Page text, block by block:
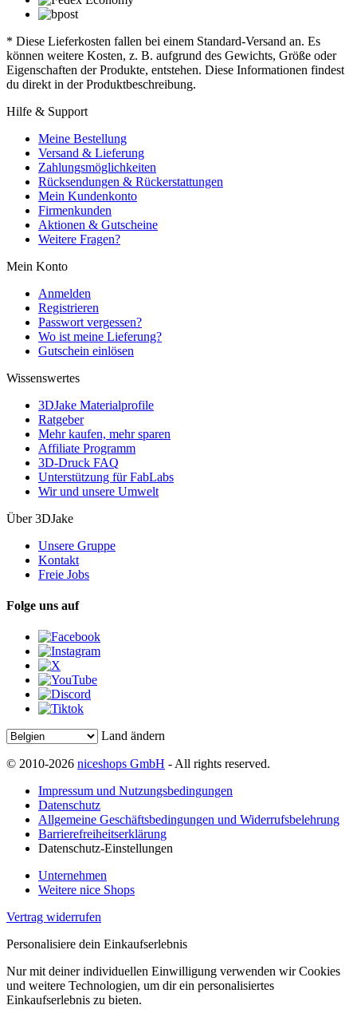
* Diese Lieferkosten fallen bei einem Standard-Versand an. Es
können weitere Kosten, z. B. aufgrund des Gewichts, Größe oder
Eigenschaften der Produkte, entstehen. Diese Informationen findest
du direkt in der Produktbeschreibung.
Hilfe & Support
Meine Bestellung
Versand & Lieferung
Zahlungsmöglichkeiten
Rücksendungen & Rückerstattungen
Mein Kundenkonto
Firmenkunden
Aktionen & Gutscheine
Weitere Fragen?
Mein Konto
Anmelden
Registrieren
Passwort vergessen?
Wo ist meine Lieferung?
Gutschein einlösen
Wissenswertes
3DJake Materialprofile
Ratgeber
Mehr kaufen, mehr sparen
Affiliate Programm
3D-Druck FAQ
Unterstützung für FabLabs
Wir und unsere Umwelt
Über 3DJake
Unsere Gruppe
Kontakt
Freie Jobs
Folge uns auf
Land ändern
© 2010-2026 niceshops GmbH - All rights reserved.
Impressum und Nutzungsbedingungen
Datenschutz
Allgemeine Geschäftsbedingungen und Widerrufsbelehrung
Barrierefreiheitserklärung
Datenschutz-Einstellungen
Unternehmen
Weitere nice Shops
Vertrag widerrufen
Personalisiere dein Einkaufserlebnis
Nur mit deiner individuellen Einwilligung verwenden wir Cookies
und weitere Technologien, um dir ein personalisiertes
Einkaufserlebnis zu bieten.